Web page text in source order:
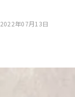
2022年07月13日